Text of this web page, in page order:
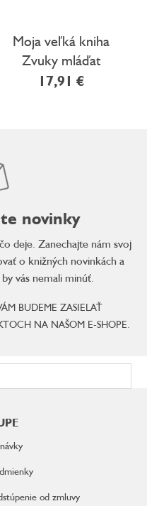
Moja veľká kniha
Zvuky mláďat
17,91 €
novinky
deje. Zanechajte nám svoj
o knižných novinkách a
vás nemali minúť.
BUDEME ZASIELAŤ
NA NAŠOM E-SHOPE.
od zmluvy